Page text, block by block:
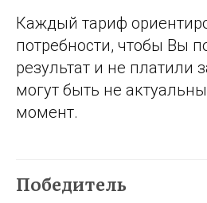
Каждый тариф
потребности, чтобы Вы
результат и не платили
могут быть не
момент.
Победитель